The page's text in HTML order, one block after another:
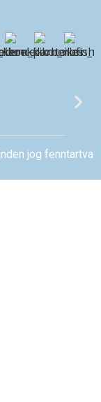
jog fenntartva